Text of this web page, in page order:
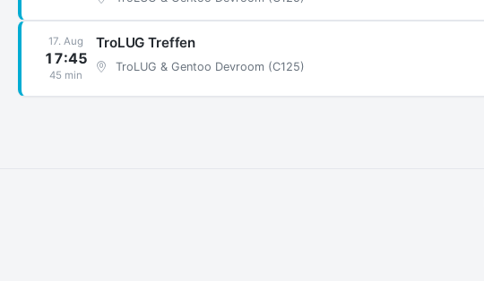
17. Aug
17:45
45 min
TroLUG Treffen
TroLUG & Gentoo Devroom (C125)